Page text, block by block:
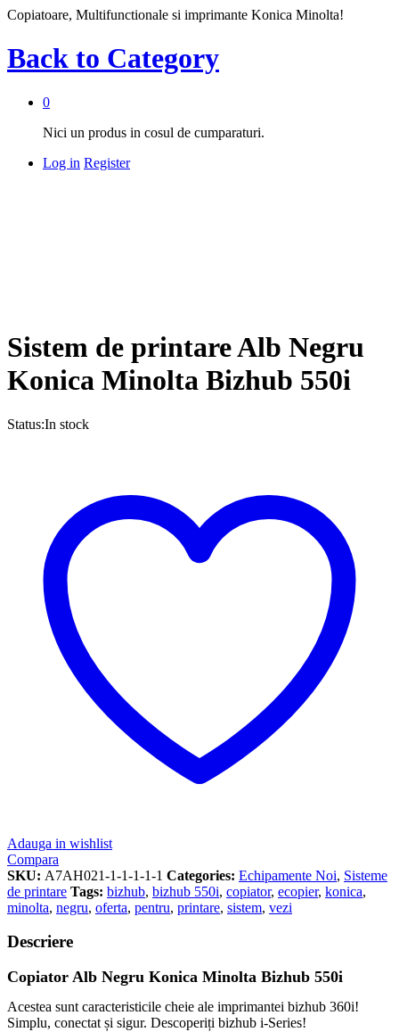
Copiatoare, Multifunctionale si imprimante Konica Minolta!
Back to Category
0
Nici un produs in cosul de cumparaturi.
Log in Register
Sistem de printare Alb Negru
Konica Minolta Bizhub 550i
Status:In stock
Adauga in wishlist
Compara
SKU: A7AH021-1-1-1-1-1 Categories: Echipamente Noi, Sisteme
de printare Tags: bizhub, bizhub 550i, copiator, ecopier, konica,
minolta, negru, oferta, pentru, printare, sistem, vezi
Descriere
Copiator Alb Negru Konica Minolta Bizhub 550i
Acestea sunt caracteristicile cheie ale imprimantei bizhub 360i!
Simplu, conectat și sigur. Descoperiți bizhub i-Series!